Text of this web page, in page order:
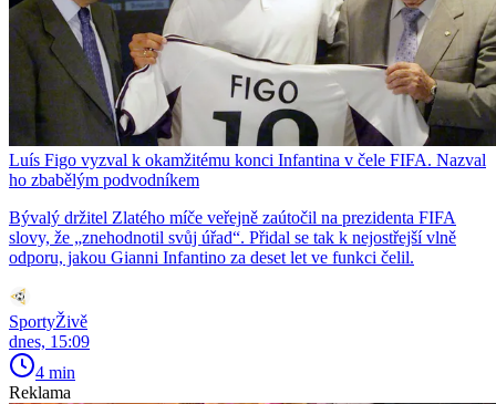
Luís Figo vyzval k okamžitému konci Infantina v čele FIFA. Nazval
ho zbabělým podvodníkem
Bývalý držitel Zlatého míče veřejně zaútočil na prezidenta FIFA
slovy, že „znehodnotil svůj úřad“. Přidal se tak k nejostřejší vlně
odporu, jakou Gianni Infantino za deset let ve funkci čelil.
SportyŽivě
dnes, 15:09
4 min
Reklama